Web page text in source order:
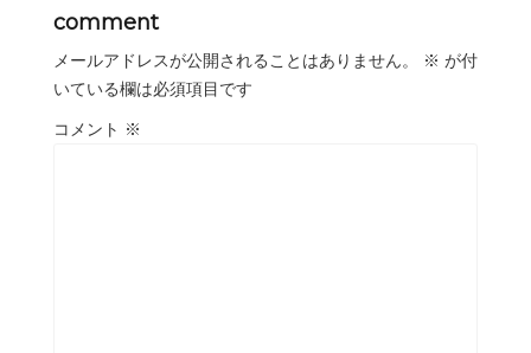
comment
メールアドレスが公開されることはありません。 ※ が付
いている欄は必須項目です
コメント ※